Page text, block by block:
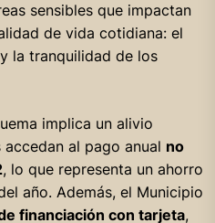
sensibles que impactan
de vida cotidiana: el
la tranquilidad de los
implica un alivio
al pago anual no
, lo que representa un ahorro
año. Además, el Municipio
financiación con tarjeta,